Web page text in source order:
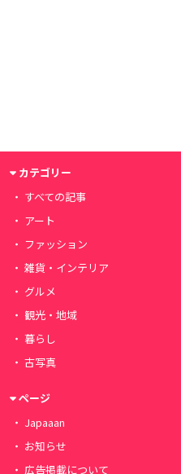
カテゴリー
すべての記事
アート
ファッション
雑貨・インテリア
グルメ
観光・地域
暮らし
古写真
ページ
Japaaan
お知らせ
広告掲載について